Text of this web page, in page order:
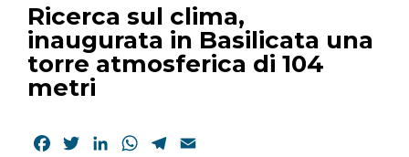
Ricerca sul clima,
inaugurata in Basilicata una
torre atmosferica di 104
metri
Facebook
TwitterLinkedInWhatsApp
Telegram